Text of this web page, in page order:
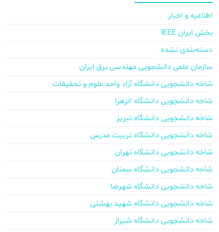
اطلاعیه و اخبار
بخش ایران IEEE
دسته‌بندی نشده
سازمان علمی دانشجویی مهندسی برق ایران
شاخه دانشجویی دانشگاه آزاد واحد علوم و تحقیقات
شاخه دانشجویی دانشگاه الزهرا
شاخه دانشجویی دانشگاه تبریز
شاخه دانشجویی دانشگاه تربیت مدرس
شاخه دانشجویی دانشگاه تهران
شاخه دانشجویی دانشگاه سمنان
شاخه دانشجویی دانشگاه شهرضا
شاخه دانشجویی دانشگاه شهید بهشتی
شاخه دانشجویی دانشگاه شیراز